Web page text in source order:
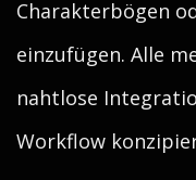
Charakterbögen
einzufügen. Alle
nahtlose
Workflow